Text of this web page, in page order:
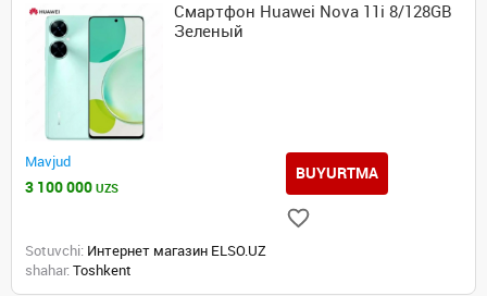
Смартфон Huawei Nova 11i 8/128GB
Зеленый
Mavjud
3 100 000 UZS
BUYURTMA
Sotuvchi: Интернет магазин ELSO.UZ
shahar: Toshkent